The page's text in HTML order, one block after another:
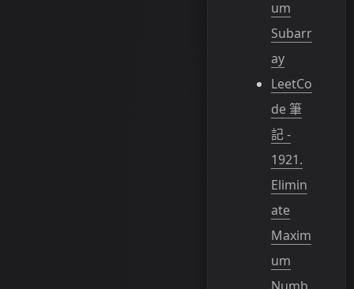
um
Subarr
ay
LeetCo
de 筆
記 -
1921.
Elimin
ate
Maxim
um